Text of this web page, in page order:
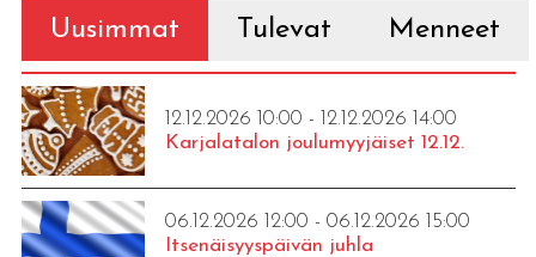
Uusimmat Tulevat Menneet
12.12.2026 10:00 - 12.12.2026 14:00
Karjalatalon joulumyyjäiset 12.12.
06.12.2026 12:00 - 06.12.2026 15:00
Itsenäisyyspäivän juhla